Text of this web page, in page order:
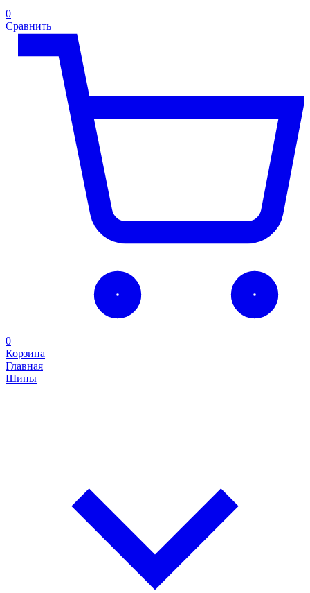
0
Сравнить
0
Корзина
Главная
Шины